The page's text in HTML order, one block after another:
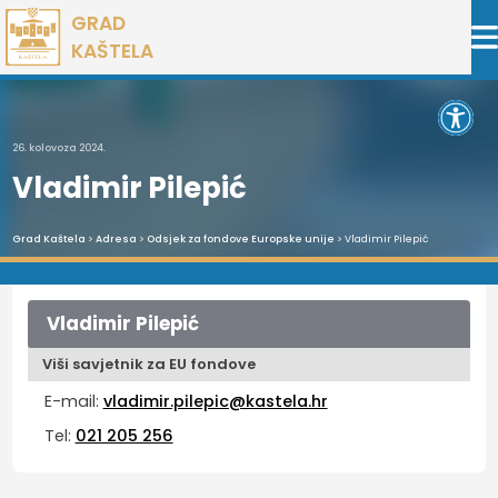
Preskoči
na
sadržaj
GRAD
KAŠTELA
26. kolovoza 2024.
Vladimir Pilepić
Grad Kaštela > Adresa > Odsjek za fondove Europske unije > Vladimir Pilepić
Vladimir Pilepić
Viši savjetnik za EU fondove
E-mail: vladimir.pilepic@kastela.hr
Tel: 021 205 256